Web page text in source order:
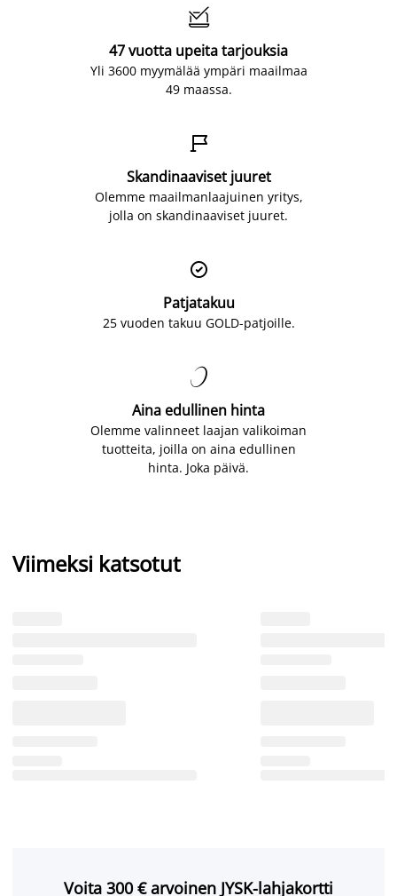

47 vuotta upeita tarjouksia
Yli 3600 myymälää ympäri maailmaa
49 maassa.

Skandinaaviset juuret
Olemme maailmanlaajuinen yritys,
jolla on skandinaaviset juuret.

Patjatakuu
25 vuoden takuu GOLD-patjoille.

Aina edullinen hinta
Olemme valinneet laajan valikoiman
tuotteita, joilla on aina edullinen
hinta. Joka päivä.
Viimeksi katsotut
Voita 300 € arvoinen JYSK-lahjakortti